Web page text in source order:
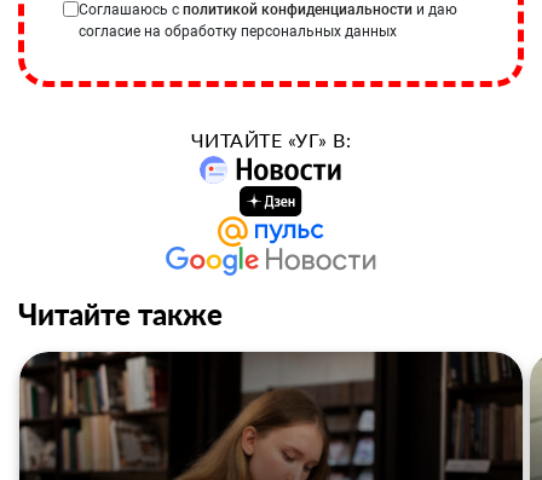
Соглашаюсь с политикой конфиденциальности и даю
согласие на обработку персональных данных
ЧИТАЙТЕ «УГ» В:
Читайте также